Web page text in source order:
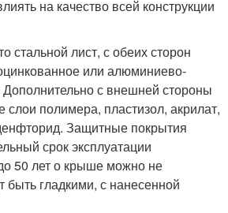
на качество всей конструкции
стальной лист, с обеих сторон
или алюминиево-
с внешней стороны
слои полимера, пластизол, акрилат,
Защитные покрытия
срок эксплуатации
50 лет о крыше можно не
быть гладкими, с нанесенной